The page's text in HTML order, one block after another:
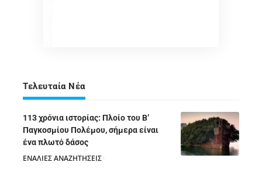
Τελευταία Νέα
113 χρόνια ιστορίας: Πλοίο του Β’
Παγκοσμίου Πολέμου, σήμερα είναι
ένα πλωτό δάσος
ΕΝΑΛΙΕΣ ΑΝΑΖΗΤΗΣΕΙΣ